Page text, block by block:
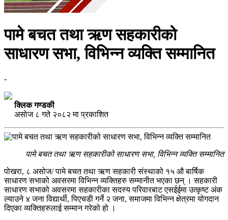
पामे बचत तथा ऋण सहकारीको
साधारण सभा, विभिन्न व्यक्ति सम्मानित
-
क्लिक गण्डकी
असाेज ८ गते २०८२ मा प्रकाशित
पामे बचत तथा ऋण सहकारीको साधारण सभा, विभिन्न व्यक्ति सम्मानित
पोखरा, ८ असोज/ पामे बचत तथा ऋण सहकारी संस्थाको १५ औ बार्षिक
साधारण सभाको अवसरमा विभिन्न व्यक्तिहरु सम्मानीत भएका छन् । सहकारी
साधारण सभाको अवसरमा सहकारीका सदस्य परिवारबाट एसईईमा उत्कृष्ट अंक
ल्याउने ४ जना विद्यार्थी, पिएचडी गर्ने २ जना, समाजमा विभिन्न क्षेत्रमा योगदान
दिएका व्यक्तिहरुलाई सम्मान गरेको हो ।